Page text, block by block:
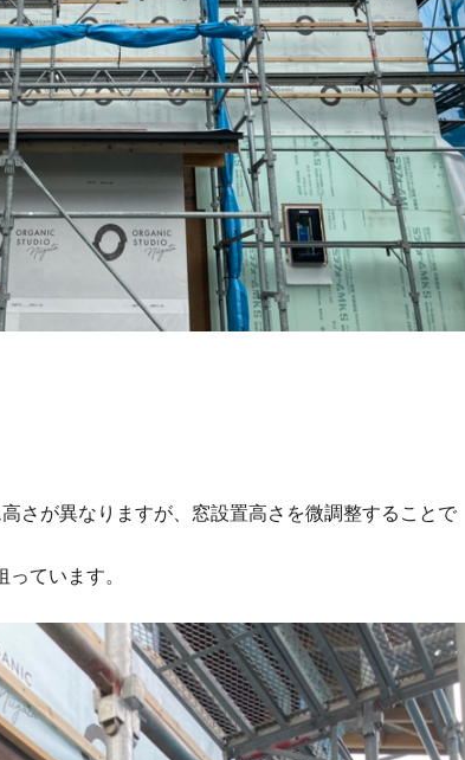
さが異なりますが、窓設置高さを微調整することで
ています。